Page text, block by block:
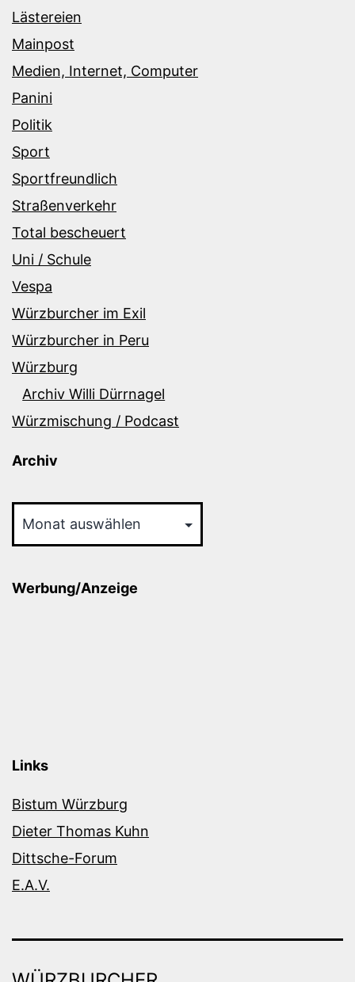
Lästereien
Mainpost
Medien, Internet, Computer
Panini
Politik
Sport
Sportfreundlich
Straßenverkehr
Total bescheuert
Uni / Schule
Vespa
Würzburcher im Exil
Würzburcher in Peru
Würzburg
Archiv Willi Dürrnagel
Würzmischung / Podcast
Archiv
Werbung/Anzeige
Links
Bistum Würzburg
Dieter Thomas Kuhn
Dittsche-Forum
E.A.V.